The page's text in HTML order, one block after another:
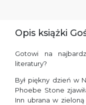
Opis książki
Gotowi na
literatury?
Był piękny dzień w
Phoebe Stone
Inn ubrana w